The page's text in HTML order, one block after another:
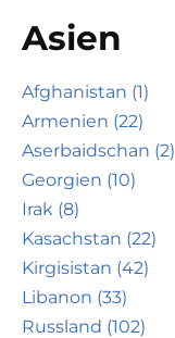
Asien
Afghanistan (1)
Armenien (22)
Aserbaidschan (2)
Georgien (10)
Irak (8)
Kasachstan (22)
Kirgisistan (42)
Libanon (33)
Russland (102)